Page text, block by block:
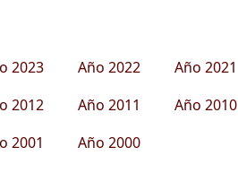
2023 Año 2022 Año 2021
2012 Año 2011 Año 2010
2001 Año 2000